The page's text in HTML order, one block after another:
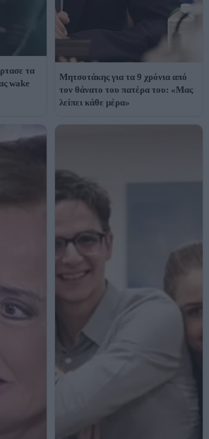
τα
wake
Μητσοτάκης για τα 9 χρόνια από
τον θάνατο του πατέρα του: «Μας
λείπει κάθε μέρα»